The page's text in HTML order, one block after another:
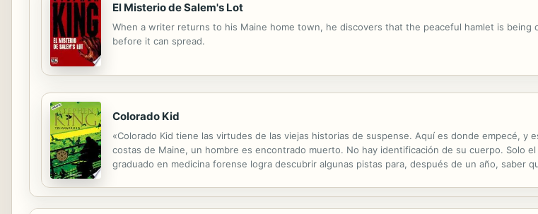
El Misterio de Salem's Lot
When a writer returns to his Maine home town, he discovers that the peaceful hamlet is
before it can spread.
Colorado Kid
«Colorado Kid tiene las virtudes de las viejas historias de suspense. Aquí es donde empecé, y
costas de Maine, un hombre es encontrado muerto. No hay identificación de su cuerpo. Solo
graduado en medicina forense logra descubrir algunas pistas para, después de un año, saber